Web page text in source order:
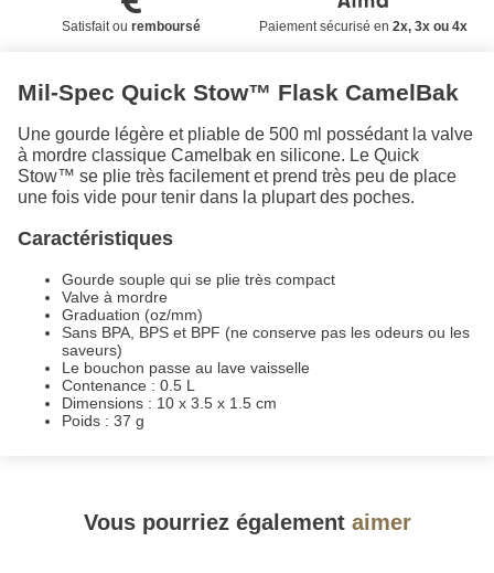
Satisfait ou remboursé Paiement sécurisé en 2x, 3x ou 4x
Mil-Spec Quick Stow™ Flask CamelBak
Une gourde légère et pliable de 500 ml possédant la valve
à mordre classique Camelbak en silicone. Le Quick
Stow™ se plie très facilement et prend très peu de place
une fois vide pour tenir dans la plupart des poches.
Caractéristiques
Gourde souple qui se plie très compact
Valve à mordre
Graduation (oz/mm)
Sans BPA, BPS et BPF (ne conserve pas les odeurs ou les
saveurs)
Le bouchon passe au lave vaisselle
Contenance : 0.5 L
Dimensions : 10 x 3.5 x 1.5 cm
Poids : 37 g
Vous pourriez également aimer